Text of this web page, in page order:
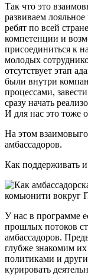
Так что это
развиваем
ребят по всей
компетенции и
присоединиться к
молодых
отсутствует этап
были внутри
процессами,
сразу начать
И для нас это тоже
На этом
амбассадоров.
Как поддерживать
У нас в программе
прошлых потоков
амбассадоров.
глубже знакомим
политиками и
курировать